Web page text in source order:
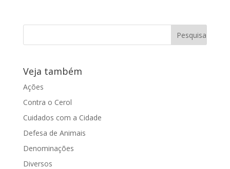
Veja também
Ações
Contra o Cerol
Cuidados com a Cidade
Defesa de Animais
Denominações
Diversos